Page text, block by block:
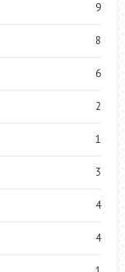
9
8
6
2
1
3
4
4